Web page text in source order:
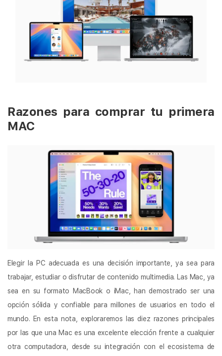
Razones para comprar tu primera
MAC
Elegir la PC adecuada es una decisión importante, ya sea para
trabajar, estudiar o disfrutar de contenido multimedia. Las Mac, ya
sea en su formato MacBook o iMac, han demostrado ser una
opción sólida y confiable para millones de usuarios en todo el
mundo. En esta nota, exploraremos las diez razones principales
por las que una Mac es una excelente elección frente a cualquier
otra computadora, desde su integración con el ecosistema de